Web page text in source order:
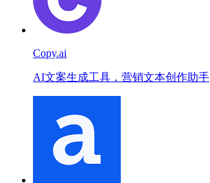
Copy.ai
AI文案生成工具，营销文本创作助手